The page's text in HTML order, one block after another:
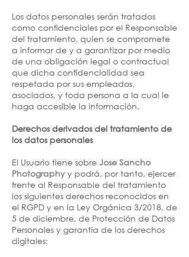
Los datos personales serán tratados
como confidenciales por el Responsable
del tratamiento, quien se compromete
a informar de y a garantizar por medio
de una obligación legal o contractual
que dicha confidencialidad sea
respetada por sus empleados,
asociados, y toda persona a la cual le
haga accesible la información.
Derechos derivados del tratamiento de
los datos personales
El Usuario tiene sobre Jose Sancho
Photography y podrá, por tanto, ejercer
frente al Responsable del tratamiento
los siguientes derechos reconocidos en
el RGPD y en la Ley Orgánica 3/2018, de
5 de diciembre, de Protección de Datos
Personales y garantía de los derechos
digitales: